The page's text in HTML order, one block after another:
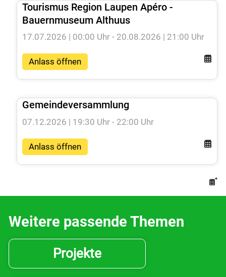
Politik
Freizeit & Kultur
Kontakt
Login
Tourismus Region Laupen Apéro -
Bauernmuseum Althuus
17.07.2026 | 00:00 Uhr - 20.08.2026 | 21:00 Uhr
Anlass öffnen
Gemeindeversammlung
07.12.2026 | 19:30 Uhr - 22:00 Uhr
Anlass öffnen
Weitere passende Themen
Projekte